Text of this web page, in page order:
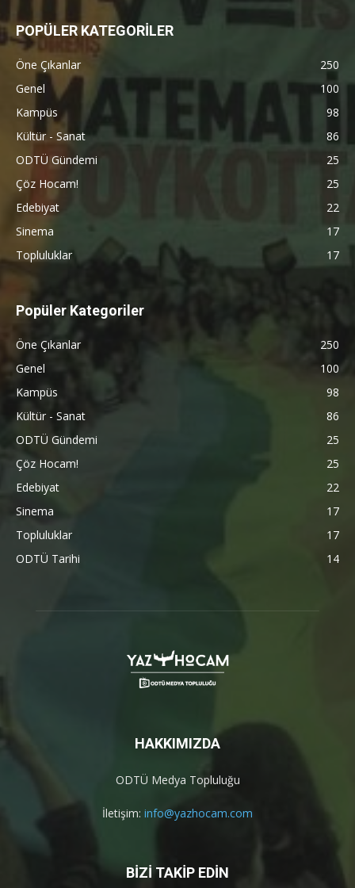
POPÜLER KATEGORİLER
Öne Çıkanlar
250
Genel
100
Kampüs
98
Kültür - Sanat
86
ODTÜ Gündemi
25
Çöz Hocam!
25
Edebiyat
22
Sinema
17
Topluluklar
17
Popüler Kategoriler
Öne Çıkanlar
250
Genel
100
Kampüs
98
Kültür - Sanat
86
ODTÜ Gündemi
25
Çöz Hocam!
25
Edebiyat
22
Sinema
17
Topluluklar
17
ODTÜ Tarihi
14
HAKKIMIZDA
ODTÜ Medya Topluluğu
İletişim: info@yazhocam.com
BİZİ TAKİP EDİN